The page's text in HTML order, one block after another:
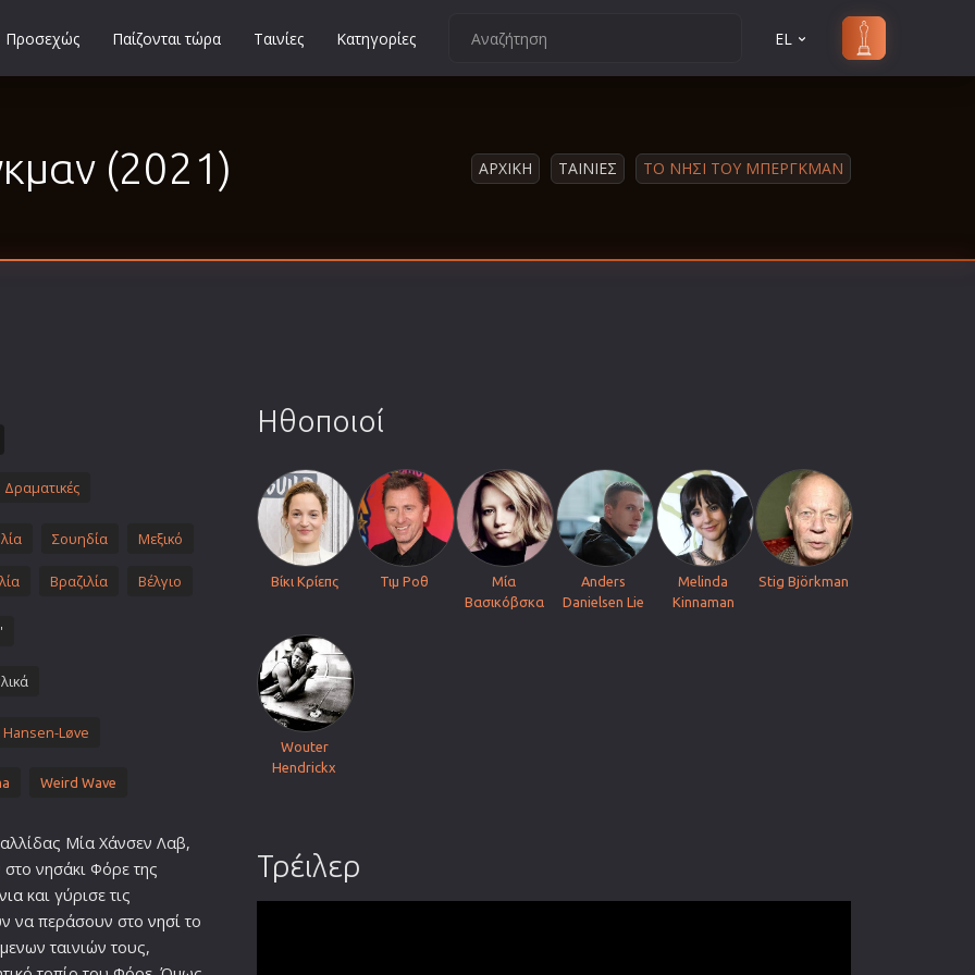
Μικρού Μήκους
Πολιτική
Προσεχώς Παίζονται τώρα Ταινίες Κατηγορίες EL
(2021) ΑΡΧΙΚΗ ΤΑΙΝΙΕΣ ΤΟ ΝΗΣΙ ΤΟΥ ΜΠΕΡΓΚΜΑΝ
Δραματικές
Σουηδία Μεξικό
Βραζιλία Βέλγιο
Hansen-Løve
Weird Wave
Μία Χάνσεν Λαβ,
νησάκι Φόρε της
και γύρισε τις
να περάσουν στο νησίτο
ταινιών τους,
Ηθοποιοί
Βίκι Κρίεπς Τιμ Ροθ
Μία
Βασικόβσκα
Anders
Danielsen Lie
Melinda
Kinnaman
Stig Björkman
Wouter
Hendrickx
Τρέιλερ